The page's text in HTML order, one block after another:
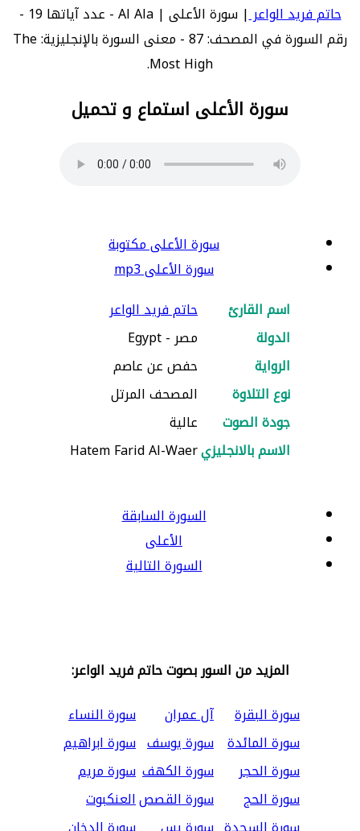
حاتم فريد الواعر
| سورة الأعلى | Al Ala - عدد آياتها 19 -
رقم السورة في المصحف: 87 - معنى السورة بالإنجليزية: The
Most High.
سورة الأعلى استماع و تحميل
سورة الأعلى مكتوبة
سورة الأعلى mp3
اسم القارئ
حاتم فريد الواعر
الدولة
مصر - Egypt
الرواية
حفص عن عاصم
نوع التلاوة
المصحف المرتل
جودة الصوت
عالية
الاسم بالانجليزيHatem Farid Al-Waer
السورة السابقة
الأعلى
السورة التالية
المزيد من السور بصوت حاتم فريد الواعر:
سورة البقرة
آل عمران
سورة النساء
سورة المائدة سورة يوسف سورة ابراهيم
سورة الحجر
سورة الكهف سورة مريم
سورة الحج
سورة القصصالعنكبوت